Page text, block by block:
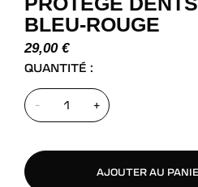
BLEU-ROUGE
29,00 €
QUANTITÉ :
- +
AJOUTER AU